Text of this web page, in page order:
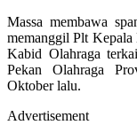
Massa membawa
memanggil Plt Kepala
Kabid Olahraga
Pekan Olahraga
Oktober lalu.
Advertisement